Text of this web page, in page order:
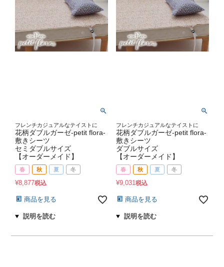
フレンチカジュアルなテイストに
花柄ダブルガーゼ-petit flora-
敷きシーツ
セミダブルサイズ
【オーダーメイド】
春 秋 夏 冬
¥8,877税込
商品を見る
フレンチカジュアルなテイストに
花柄ダブルガーゼ-petit flora-
敷きシーツ
ダブルサイズ
【オーダーメイド】
春 秋 夏 冬
¥9,031税込
商品を見る